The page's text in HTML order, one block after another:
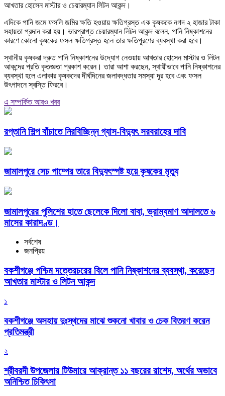
আখতার হোসেন মাস্টার ও চেয়ারম্যান লিটন আকন্দ।
এদিকে পানি জমে ফসলি জমির ক্ষতি হওয়ায় ক্ষতিগ্রস্ত এক কৃষককে নগদ ২ হাজার টাকা
সহায়তা প্রদান করা হয়। ভারপ্রাপ্ত চেয়ারম্যান লিটন আকন্দ বলেন, পানি নিষ্কাশনের
কারণে কোনো কৃষকের ফসল ক্ষতিগ্রস্ত হলে তার ক্ষতিপূরণের ব্যবস্থা করা হবে।
স্থানীয় কৃষকরা দ্রুত পানি নিষ্কাশনের উদ্যোগ নেওয়ায় আখতার হোসেন মাস্টার ও লিটন
আকন্দের প্রতি কৃতজ্ঞতা প্রকাশ করেন। তারা আশা করছেন, স্থায়ীভাবে পানি নিষ্কাশনের
ব্যবস্থা হলে এলাকার কৃষকদের দীর্ঘদিনের জলাবদ্ধতার সমস্যা দূর হবে এবং ফসল
উৎপাদনে স্বস্তি ফিরবে।
এ সম্পর্কিত আরও খবর
রপ্তানি শিল্প বাঁচাতে নিরবিচ্ছিন্ন গ্যাস-বিদ্যুৎ সরবরাহের দাবি
জামালপুরে সেচ পাম্পের তারে বিদ্যুৎস্পষ্ট হয়ে কৃষকের মৃত্যু
জামালপুরের পুলিশের হাতে ছেলেকে দিলো বাবা, ভ্রাম্যমাণ আদালতে ৬
মাসের কারাদণ্ড।
সর্বশেষ
জনপ্রিয়
বকশীগঞ্জে পশ্চিম দত্তেরচরের বিলে পানি নিষ্কাশনের ব্যবস্থা, করেছেন
আখতার মাস্টার ও লিটন আকন্দ
১
বকশীগঞ্জে অসহায় দুঃস্থদের মাঝে শুকনো খাবার ও চেক বিতরণ করেন
প্রতিমন্ত্রী
২
শ্রীবরদী উপজেলার টিউমারে আক্রান্ত ১১ বছরের রাশেদ, অর্থের অভাবে
অনিশ্চিত চিকিৎসা